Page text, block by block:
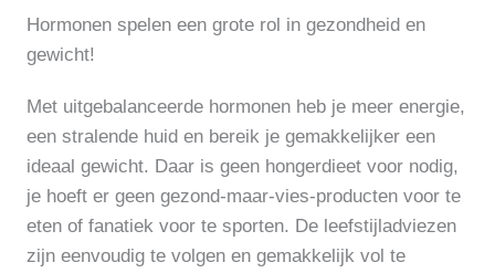
Hormonen spelen een grote rol in gezondheid en
gewicht!
Met uitgebalanceerde hormonen heb je meer energie,
een stralende huid en bereik je gemakkelijker een
ideaal gewicht. Daar is geen hongerdieet voor nodig,
je hoeft er geen gezond-maar-vies-producten voor te
eten of fanatiek voor te sporten. De leefstijladviezen
zijn eenvoudig te volgen en gemakkelijk vol te